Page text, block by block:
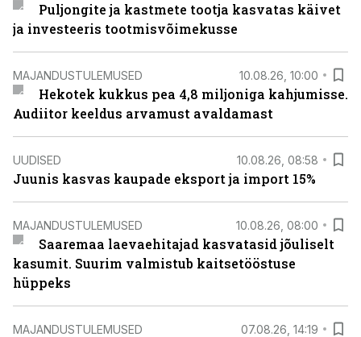
Puljongite ja kastmete tootja kasvatas käivet
ja investeeris tootmisvõimekusse
MAJANDUSTULEMUSED 10.08.26, 10:00
Hekotek kukkus pea 4,8 miljoniga kahjumisse.
Audiitor keeldus arvamust avaldamast
UUDISED 10.08.26, 08:58
Juunis kasvas kaupade eksport ja import 15%
MAJANDUSTULEMUSED 10.08.26, 08:00
Saaremaa laevaehitajad kasvatasid jõuliselt
kasumit. Suurim valmistub kaitsetööstuse
hüppeks
MAJANDUSTULEMUSED 07.08.26, 14:19